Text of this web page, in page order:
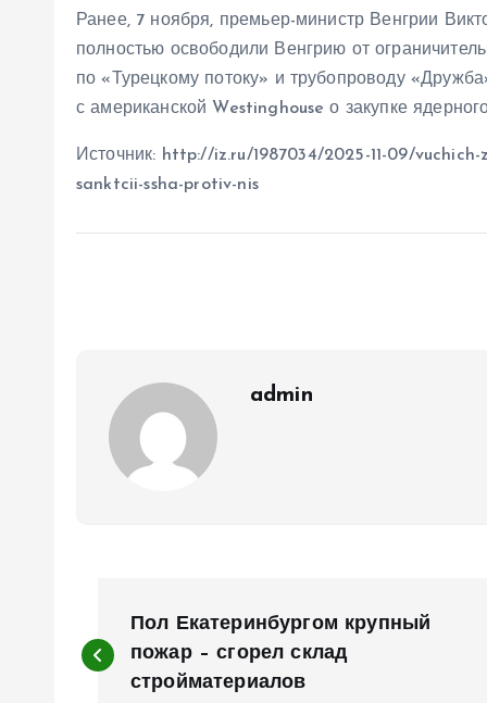
Ранее, 7 ноября, премьер-министр Венгрии
полностью освободили Венгрию от
по «Турецкому потоку» и трубопроводу
с американской Westinghouse о закупке
Источник: http://iz.ru/1987034/2025-11-09/
sanktcii-ssha-protiv-nis
admin
а
Пол Екатеринбургом крупный
пожар – сгорел склад
стройматериалов